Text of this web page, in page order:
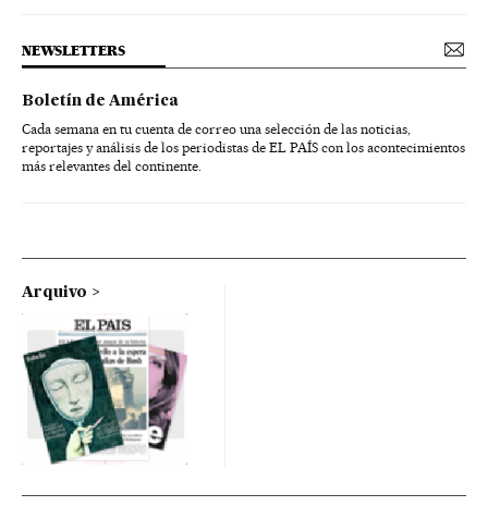
NEWSLETTERS
Boletín de América
Cada semana en tu cuenta de correo una selección de las noticias,
reportajes y análisis de los periodistas de EL PAÍS con los acontecimientos
más relevantes del continente.
Arquivo